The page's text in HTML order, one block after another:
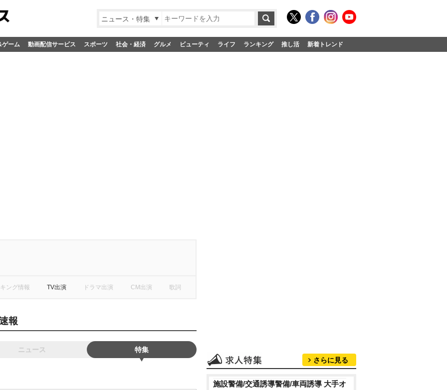
ニュース・特集
ゲーム 動画配信サービス スポーツ 社会・経済 グルメ ビューティ ライフ ランキング 推し活 新着トレンド
ング情報 TV出演 ドラマ出演 CM出演 歌詞
報
ニュース 特集
さらに見る
施設警備/交通誘導警備/車両誘導 大手オ